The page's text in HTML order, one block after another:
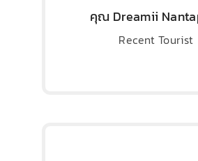
คุณ Dreamii
Recent Tourist